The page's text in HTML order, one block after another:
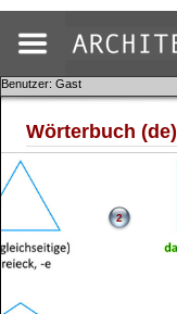
Benutzer: Gast
Wörterbuch (de)
2